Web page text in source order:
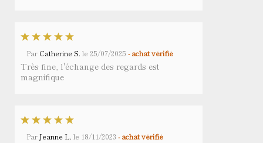
Par Catherine S. le 25/07/2025 - achat vérifié
Très fine, l'échange des regards est
magnifique
Par Jeanne L. le 18/11/2023 - achat vérifié